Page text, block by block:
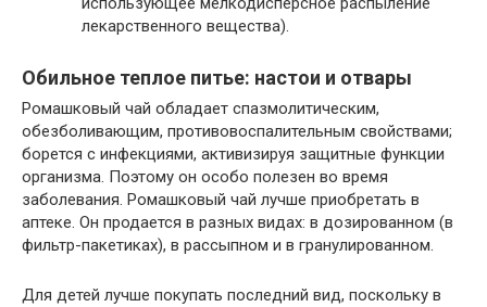
лекарственного вещества).
Обильное теплое питье: настои и отвары
Ромашковый чай обладает спазмолитическим,
обезболивающим, противовоспалительным свойствами;
борется с инфекциями, активизируя защитные функции
организма. Поэтому он особо полезен во время
заболевания. Ромашковый чай лучше приобретать в
аптеке. Он продается в разных видах: в дозированном (в
фильтр-пакетиках), в рассыпном и в гранулированном.
Для детей лучше покупать последний вид, поскольку в